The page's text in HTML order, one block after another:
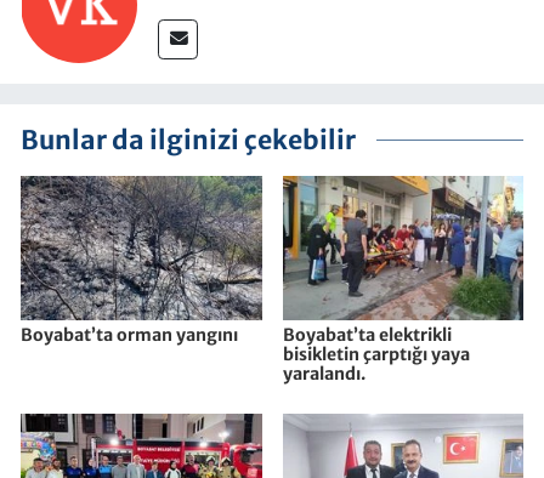
Bunlar da ilginizi çekebilir
Boyabat’ta orman yangını
Boyabat’ta elektrikli
bisikletin çarptığı yaya
yaralandı.